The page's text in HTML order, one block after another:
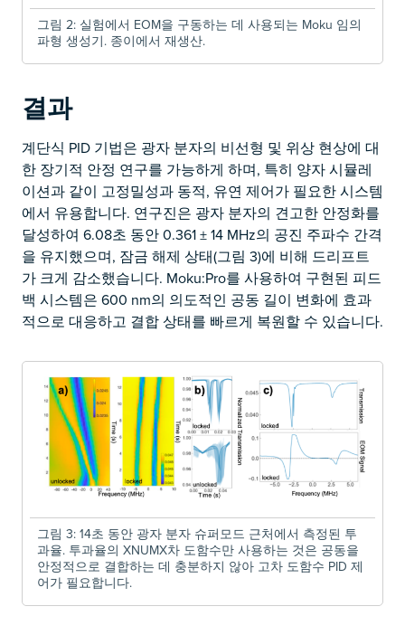
그림 2: 실험에서 EOM을 구동하는 데 사용되는 Moku 임의
파형 생성기. 종이에서 재생산.
결과
계단식 PID 기법은 광자 분자의 비선형 및 위상 현상에 대
한 장기적 안정 연구를 가능하게 하며, 특히 양자 시뮬레
이션과 같이 고정밀성과 동적, 유연 제어가 필요한 시스템
에서 유용합니다. 연구진은 광자 분자의 견고한 안정화를
달성하여 6.08초 동안 0.361 ± 14 MHz의 공진 주파수 간격
을 유지했으며, 잠금 해제 상태(그림 3)에 비해 드리프트
가 크게 감소했습니다. Moku:Pro를 사용하여 구현된 피드
백 시스템은 600 nm의 의도적인 공동 길이 변화에 효과
적으로 대응하고 결합 상태를 빠르게 복원할 수 있습니다.
그림 3: 14초 동안 광자 분자 슈퍼모드 근처에서 측정된 투
과율. 투과율의 XNUMX차 도함수만 사용하는 것은 공동을
안정적으로 결합하는 데 충분하지 않아 고차 도함수 PID 제
어가 필요합니다.